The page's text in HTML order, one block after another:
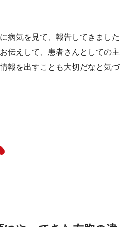
病気を見て、報告してきました
伝えして、患者さんとしての主
報を出すことも大切だなと気づ